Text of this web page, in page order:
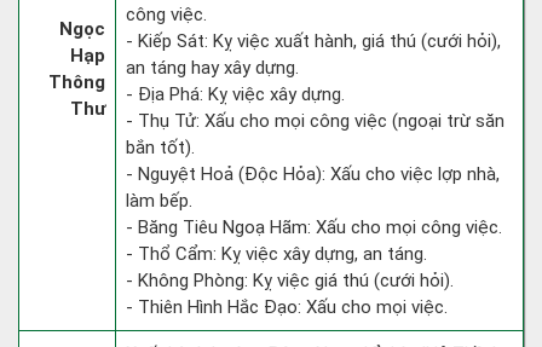
Ngọc
Hạp
Thông
Thư
công việc.
- Kiếp Sát: Kỵ việc xuất hành, giá thú (cưới hỏi),
an táng hay xây dựng.
- Địa Phá: Kỵ việc xây dựng.
- Thụ Tử: Xấu cho mọi công việc (ngoại trừ săn
bắn tốt).
- Nguyệt Hoả (Độc Hỏa): Xấu cho việc lợp nhà,
làm bếp.
- Băng Tiêu Ngoạ Hãm: Xấu cho mọi công việc.
- Thổ Cẩm: Kỵ việc xây dựng, an táng.
- Không Phòng: Kỵ việc giá thú (cưới hỏi).
- Thiên Hình Hắc Đạo: Xấu cho mọi việc.